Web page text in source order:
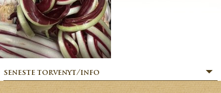
seneste torvenyt/info
» SOMMERHILSEN: